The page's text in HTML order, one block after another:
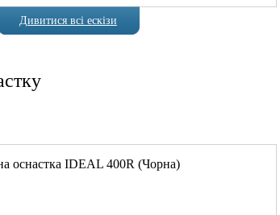
Дивитися всі ескізи
оснастка IDEAL 400R (Чорна)